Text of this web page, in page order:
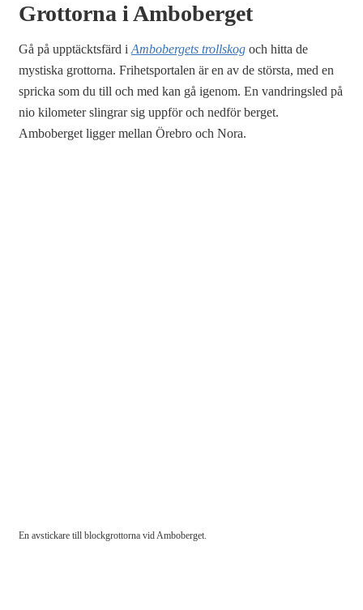
Grottorna i Amboberget
Gå på upptäcktsfärd i Ambobergets trollskog och hitta de
mystiska grottorna. Frihetsportalen är en av de största, med en
spricka som du till och med kan gå igenom. En vandringsled på
nio kilometer slingrar sig uppför och nedför berget.
Amboberget ligger mellan Örebro och Nora.
En avstickare till blockgrottorna vid Amboberget.